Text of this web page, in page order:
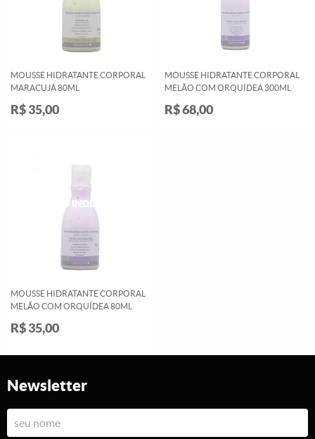
MOUSSE HIDRATANTE CORPORAL
MARACUJÁ 80ML
R$ 35,00
MOUSSE HIDRATANTE CORPORAL
MELÃO COM ORQUÍDEA 300ML
R$ 68,00
MOUSSE HIDRATANTE CORPORAL
MELÃO COM ORQUÍDEA 80ML
R$ 35,00
Newsletter